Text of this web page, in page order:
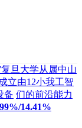
复旦大学从属中山
立由12小我工智
备 们的前沿能力
14.41%